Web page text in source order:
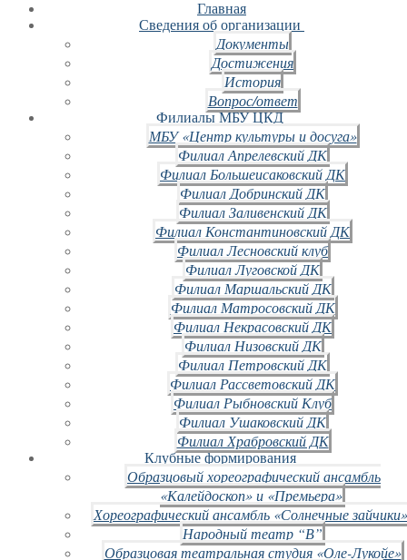
Главная
Сведения об организации
Документы
Достижения
История
Вопрос/ответ
Филиалы МБУ ЦКД
МБУ «Центр культуры и досуга»
Филиал Апрелевский ДК
Филиал Большеисаковский ДК
Филиал Добринский ДК
Филиал Заливенский ДК
Филиал Константиновский ДК
Филиал Лесновский клуб
Филиал Луговской ДК
Филиал Маршальский ДК
Филиал Матросовский ДК
Филиал Некрасовский ДК
Филиал Низовский ДК
Филиал Петровский ДК
Филиал Рассветовский ДК
Филиал Рыбновский Клуб
Филиал Ушаковский ДК
Филиал Храбровский ДК
Клубные формирования
Образцовый хореографический ансамбль
«Калейдоскоп» и «Премьера»
Хореографический ансамбль «Солнечные
Народный театр “В”
Образцовая театральная студия «Оле-Лукойе»